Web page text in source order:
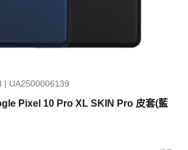
| UA2500006139
Pixel 10 Pro XL SKIN Pro 皮套(藍